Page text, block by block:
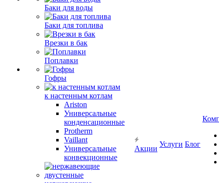
Баки для воды
Баки для топлива
Врезки в бак
Поплавки
Гофры
к настенным котлам
Ariston
Универсальные
конденсационные
Protherm
Vaillant
Универсальные
конвекционные
Акции
Услуги Блог